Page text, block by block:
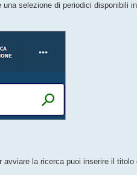
una selezione di periodici disponibili
avviare la ricerca puoi inserire il titolo